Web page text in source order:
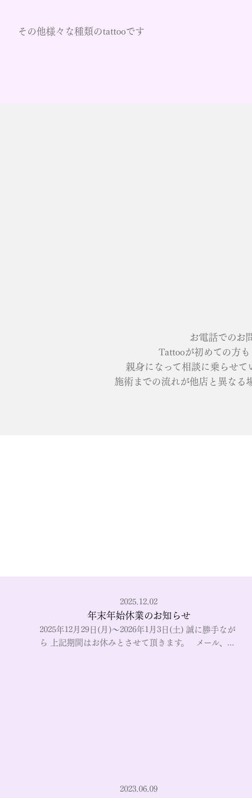
その他様々な種類のtattooです
お電話でのお
Tattooが初めての方
親身になって相談に乗らせ
施術までの流れが他店と異なる
2025.12.02
年末年始休業のお知らせ
2025年12月29日(月)～2026年1月3日(土) 誠に勝手なが
ら 上記期間はお休みとさせて頂きます。 メール、...
2023.06.09